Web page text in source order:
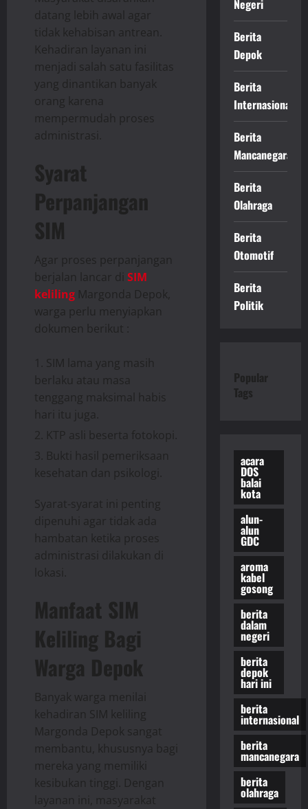
datang lebih awal agar
tidak kehabisan antrean.
Kehadiran layanan ini
menjadi salah satu fasilitas
yang dinantikan banyak
orang karena
mempermudah proses
administrasi.
Syarat
Perpanjangan
SIM
Agar proses perpanjangan
berjalan lancar di SIM
keliling Margonda Depok,
warga perlu menyiapkan
dokumen berikut :
SIM lama yang masih
berlaku atau masa
tenggang maksimal habis
hari itu juga.
KTP asli beserta fotokopi.
Bukti hasil pemeriksaan
kesehatan dan psikologi.
Syarat-syarat ini penting
dipenuhi agar tidak ada
hambatan ketika proses
administrasi dilakukan di
lokasi.
Manfaat SIM
Keliling Bagi
Warga Depok
Banyak warga menilai
kehadiran SIM keliling
Margonda Depok sangat
membantu, khususnya bagi
mereka yang memiliki
kesibukan tinggi. Dengan
layanan ini, masyarakat
Negeri
Berita
Depok
Berita
Internasional
Berita
Mancanegara
Berita
Olahraga
Berita
Otomotif
Berita
Politik
Popular
Tags
acara
DOS
balai
kota
alun-
alun
GDC
aroma
kabel
gosong
berita
dalam
negeri
berita
depok
hari ini
berita
internasional
berita
mancanegara
berita
olahraga